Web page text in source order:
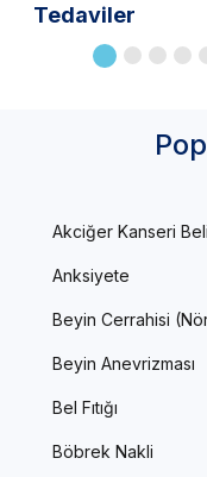
Tedaviler
Akciğer Kanseri
Anksiyete
Beyin Cerrahisi
Beyin Anevrizması
Bel Fıtığı
Böbrek Nakli